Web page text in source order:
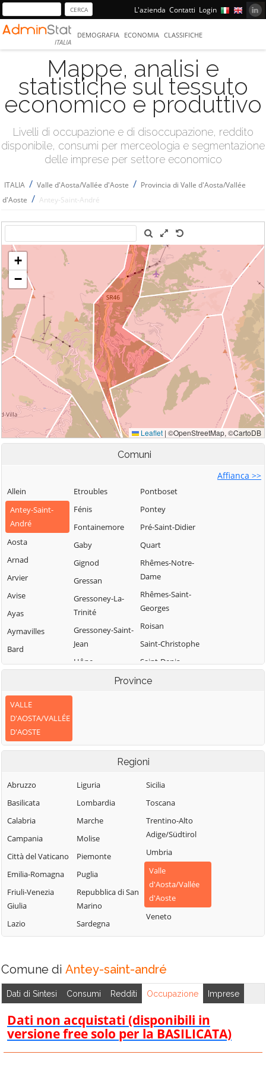
L'azienda Contatti Login
ITALIA
DEMOGRAFIA ECONOMIA CLASSIFICHE
Mappe, analisi e
statistiche sul tessuto
economico e produttivo
Livelli di occupazione e di disoccupazione, reddito
disponibile, consumi per merceologia e segmentazione
delle imprese per settore economico
ITALIA / Valle d'Aosta/Vallée d'Aoste / Provincia di Valle d'Aosta/Vallée
d'Aoste / Antey-Saint-André
Comuni
Affianca >>
Allein
Antey-Saint-
André
Aosta
Arnad
Arvier
Avise
Ayas
Aymavilles
Bard
Bionaz
Brusson
Challand-Saint-
Anselme
Challand-Saint-
Chambave
Chamois
Champdepraz
Champorcher
Charvensod
Châtillon
Cogne
Courmayeur
Donnas
Emarèse
Etroubles
Fénis
Fontainemore
Gaby
Gignod
Gressan
Gressoney-La-
Trinité
Gressoney-Saint-
Jean
Hône
La Magdeleine
La Thuile
Lillianes
Montjovet
Morgex
Nus
Ollomont
Oyace
Perloz
Pollein
Pontboset
Pontey
Pré-Saint-Didier
Quart
Rhêmes-Notre-
Dame
Rhêmes-Saint-
Georges
Roisan
Saint-Christophe
Saint-Denis
Saint-Marcel
Saint-Rhémy-en-
Bosses
Saint-Vincent
Sarre
Torgnon
Valgrisenche
Valpelline
Valsavarenche
Valtournenche
Verrayes
Province
VALLE
D'AOSTA/VALLÉE
D'AOSTE
Regioni
Abruzzo
Basilicata
Calabria
Campania
Città del Vaticano
Emilia-Romagna
Friuli-Venezia
Giulia
Lazio
Liguria
Lombardia
Marche
Molise
Piemonte
Puglia
Repubblica di San
Marino
Sardegna
Sicilia
Toscana
Trentino-Alto
Adige/Südtirol
Umbria
Valle
d'Aosta/Vallée
d'Aoste
Veneto
Comune di Antey-saint-andré
Dati di Sintesi Consumi Redditi Occupazione Imprese
Dati non acquistati (disponibili in
versione free solo per la BASILICATA)